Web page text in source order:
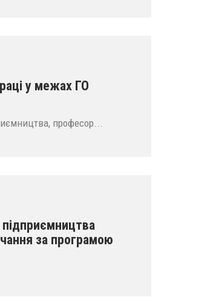
у межах ГО
професор...
за програмою